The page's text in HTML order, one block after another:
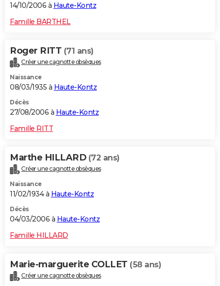
14/10/2006 à Haute-Kontz
Famille BARTHEL
Roger RITT (71 ans)
Créer une cagnotte obsèques
Naissance
08/03/1935 à Haute-Kontz
Décès
27/08/2006 à Haute-Kontz
Famille RITT
Marthe HILLARD (72 ans)
Créer une cagnotte obsèques
Naissance
11/02/1934 à Haute-Kontz
Décès
04/03/2006 à Haute-Kontz
Famille HILLARD
Marie-marguerite COLLET (58 ans)
Créer une cagnotte obsèques